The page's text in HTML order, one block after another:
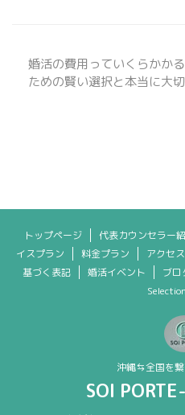
婚活の費用っていくらかか
ための賢い選択と本当に大
トップページ 代表カウンセラー
イスプラン
料金プラン アクセス
基づく表記
婚活イベント ブロ
沖縄⇆全国を
SOI